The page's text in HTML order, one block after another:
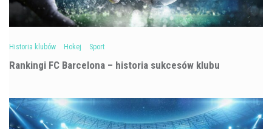
Historia klubów Hokej Sport
Rankingi FC Barcelona – historia sukcesów klubu